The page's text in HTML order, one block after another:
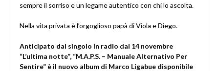
sempre il sorriso e un legame autentico con chi lo ascolta.
Nella vita privata è l’orgoglioso papà di Viola e Diego.
Anticipato dal singolo in radio dal 14 novembre
“L’ultima notte”, “M.A.P.S. – Manuale Alternativo Per
Sentire” è il nuovo album di Marco Ligabue disponibile